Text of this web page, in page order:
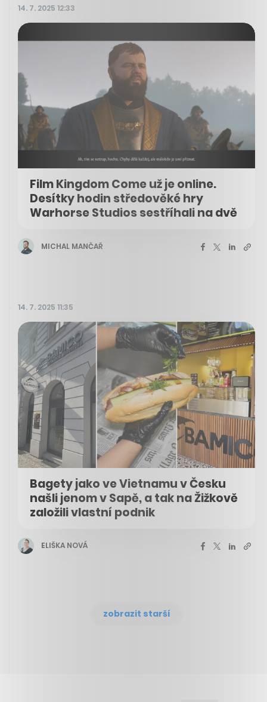
14. 7. 2025 12:33
Film Kingdom Come už je online.
Desítky hodin středověké hry
Warhorse Studios sestříhali na dvě
MICHAL MANČAŘ
14. 7. 2025 11:35
Bagety jako ve Vietnamu v Česku
našli jenom v Sapě, a tak na Žižkově
založili vlastní podnik
ELIŠKA NOVÁ
zobrazit starší